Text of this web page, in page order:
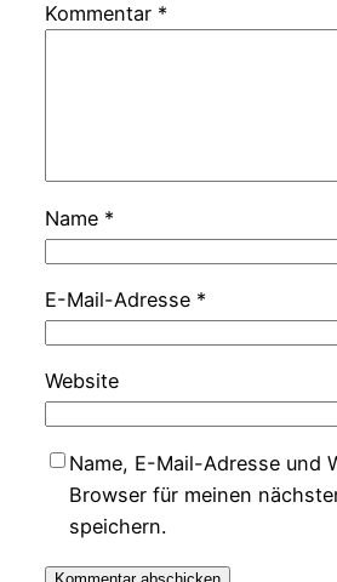
Kommentar *
Name *
E-Mail-Adresse *
Website
Name, E-Mail-Adresse und
Browser für meinen
speichern.